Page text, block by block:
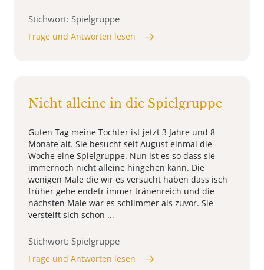
Stichwort: Spielgruppe
Frage und Antworten lesen
Nicht alleine in die Spielgruppe
Guten Tag meine Tochter ist jetzt 3 Jahre und 8
Monate alt. Sie besucht seit August einmal die
Woche eine Spielgruppe. Nun ist es so dass sie
immernoch nicht alleine hingehen kann. Die
wenigen Male die wir es versucht haben dass isch
früher gehe endetr immer tränenreich und die
nächsten Male war es schlimmer als zuvor. Sie
versteift sich schon ...
Stichwort: Spielgruppe
Frage und Antworten lesen